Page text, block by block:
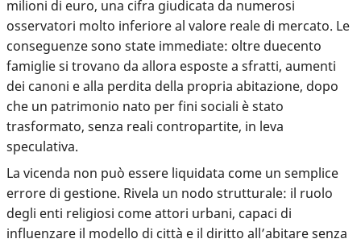
milioni di euro, una cifra giudicata da numerosi
osservatori molto inferiore al valore reale di mercato. Le
conseguenze sono state immediate: oltre duecento
famiglie si trovano da allora esposte a sfratti, aumenti
dei canoni e alla perdita della propria abitazione, dopo
che un patrimonio nato per fini sociali è stato
trasformato, senza reali contropartite, in leva
speculativa.
La vicenda non può essere liquidata come un semplice
errore di gestione. Rivela un nodo strutturale: il ruolo
degli enti religiosi come attori urbani, capaci di
influenzare il modello di città e il diritto all’abitare senza